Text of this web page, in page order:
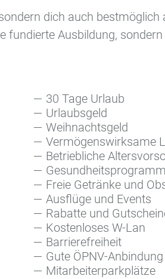
Raumfahrttechnik
und Elektromotoren
und Messtechnik
dich auch bestmöglich
Ausbildung,
30 Tage Urlaub
Urlaubsgeld
Weihnachtsgeld
Vermögenswirksame
Betriebliche
Gesundheitsprogramm
Freie Getränke und
Ausflüge und Events
Rabatte und
Kostenloses W-Lan
Barrierefreiheit
Gute ÖPNV-Anbindung
Mitarbeiterparkplätze